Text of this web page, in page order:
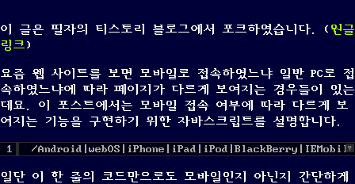
이 글은 필자의 티스토리 블로그에서 포크하였습니다. ( 원글
링크)
요즘 웹 사이트를 보면 모바일로 접속하였느냐 일반 PC로 접
속하였느냐에 따라 페이지가 다르게 보여지는 경우들이 있는
데요. 이 포스트에서는 모바일 접속 여부에 따라 다르게 보
여지는 기능을 구현하기 위한 자바스크립트를 설명합니다.
?
1 /
일단 이 한 줄의 코드만으로도 모바일인지 아닌지 간단하게